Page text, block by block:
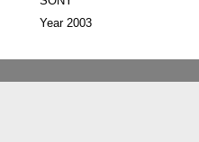
Year 2003